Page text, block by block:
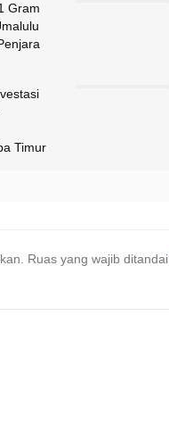
Gram
Timur
Ruas yang wajib ditandai